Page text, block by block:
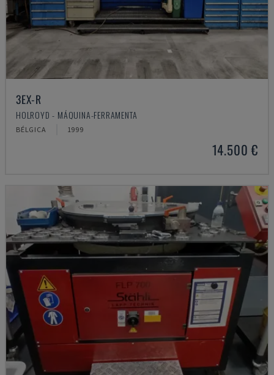
3EX-R
HOLROYD - MÁQUINA-FERRAMENTA
BÉLGICA 1999
14.500 €